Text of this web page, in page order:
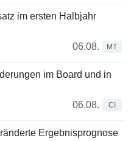
im ersten Halbjahr
06.08.
MT
im Board und in
06.08.
CI
Ergebnisprognose